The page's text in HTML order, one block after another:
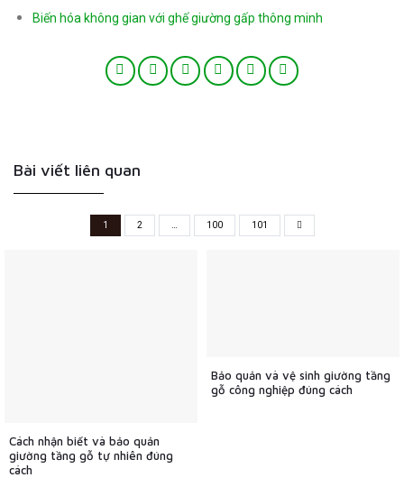
Biến hóa không gian với ghế giường gấp thông minh
Bài viết liên quan
1 2 … 100 101
Cách nhận biết và bảo quản
giường tầng gỗ tự nhiên đúng
cách
Bảo quản và vệ sinh giường tầng
gỗ công nghiệp đúng cách